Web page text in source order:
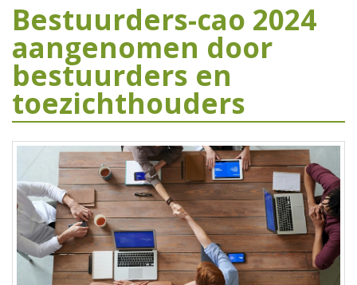
Bestuurders-cao 2024
aangenomen door
bestuurders en
toezichthouders